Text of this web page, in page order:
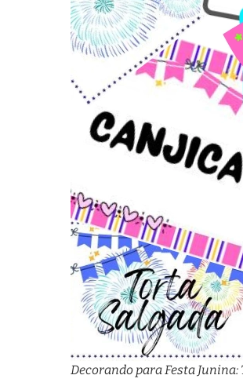
Decorando para Festa